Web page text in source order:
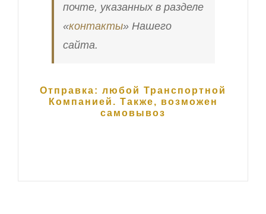
почте, указанных в разделе
«контакты» Нашего
сайта.
Отправка: любой Транспортной
Компанией. Также, возможен
самовывоз